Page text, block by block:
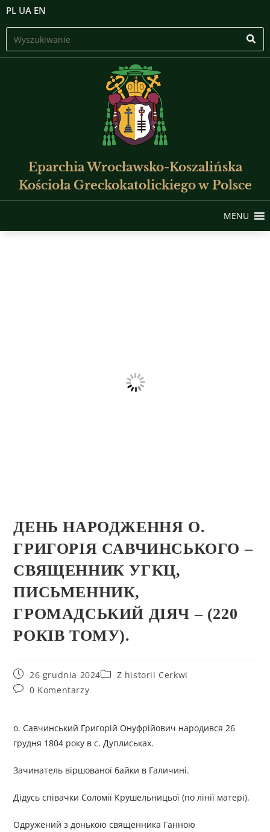
PL UA EN
Eparchia Wrocławsko-Koszalińska
Kościoła Greckokatolickiego w Polsce
MENU
ДЕНЬ НАРОДЖЕННЯ О.
ГРИГОРІЯ САВЧИНСЬКОГО –
СВЯЩЕННИК УГКЦ,
ПИСЬМЕННИК,
ГРОМАДСЬКИЙ ДІЯЧ – (220
РОКІВ ТОМУ).
26 grudnia 2024
Z historii Cerkwi
0 Komentarzy
о. Савчинський Григорій Онуфрійович народився 26
грудня 1804 року в с. Дуплиськах.
Зачинатель віршованої байки в Галичині.
Дідусь співачки Соломії Крушельницьої (по лінії матері).
Одружений з донькою священника Ганною